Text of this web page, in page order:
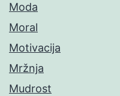
Moda
Moral
Motivacija
Mržnja
Mudrost